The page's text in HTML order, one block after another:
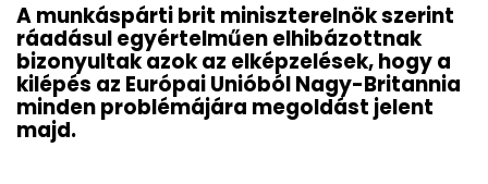
A munkáspárti brit miniszterelnök szerint
ráadásul egyértelműen elhibázottnak
bizonyultak azok az elképzelések, hogy a
kilépés az Európai Unióból Nagy-Britannia
minden problémájára megoldást jelent
majd.